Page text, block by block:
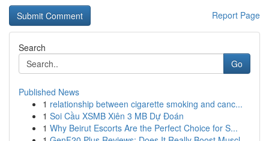
Report Page
Search
Go
Published News
1 relationship between cigarette smoking and canc...
1 Soi Cầu XSMB Xiên 3 MB Dự Đoán
1 Why Beirut Escorts Are the Perfect Choice for S...